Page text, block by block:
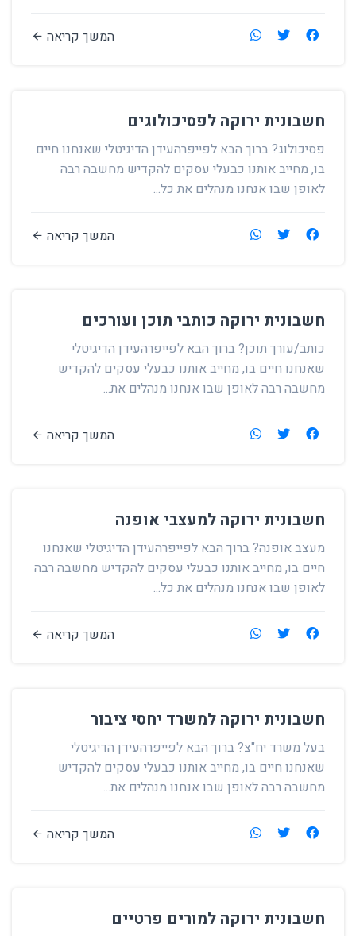
המשך קריאה
חשבונית ירוקה לפסיכולוגים
פסיכולוג? ברוך הבא לפייפרהעידן הדיגיטלי שאנחנו חיים
בו, מחייב אותנו כבעלי עסקים להקדיש מחשבה רבה
לאופן שבו אנחנו מנהלים את כל...
המשך קריאה
חשבונית ירוקה כותבי תוכן ועורכים
כותב/עורך תוכן? ברוך הבא לפייפרהעידן הדיגיטלי
שאנחנו חיים בו, מחייב אותנו כבעלי עסקים להקדיש
מחשבה רבה לאופן שבו אנחנו מנהלים את...
המשך קריאה
חשבונית ירוקה למעצבי אופנה
מעצב אופנה? ברוך הבא לפייפרהעידן הדיגיטלי שאנחנו
חיים בו, מחייב אותנו כבעלי עסקים להקדיש מחשבה רבה
לאופן שבו אנחנו מנהלים את כל...
המשך קריאה
חשבונית ירוקה למשרד יחסי ציבור
בעל משרד יח"צ? ברוך הבא לפייפרהעידן הדיגיטלי
שאנחנו חיים בו, מחייב אותנו כבעלי עסקים להקדיש
מחשבה רבה לאופן שבו אנחנו מנהלים את...
המשך קריאה
חשבונית ירוקה למורים פרטיים